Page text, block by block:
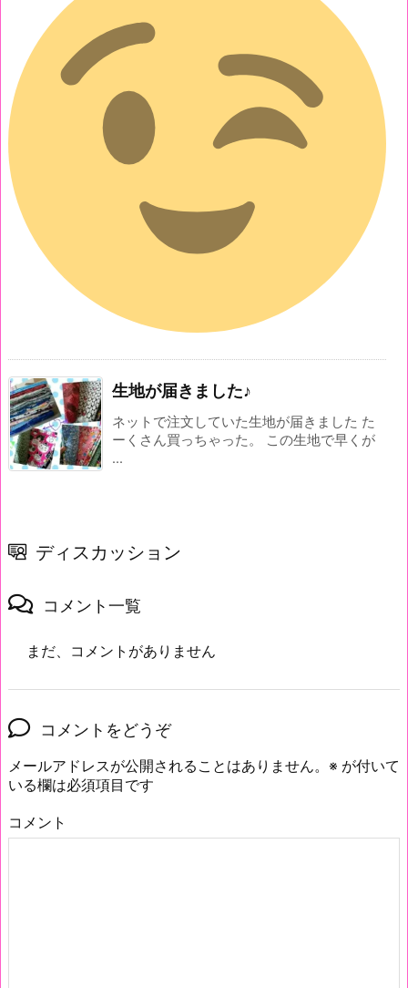
生地が届きました♪
ネットで注文していた生地が届きました た
ーくさん買っちゃった。 この生地で早くが
...
ディスカッション
コメント一覧
まだ、コメントがありません
コメントをどうぞ
メールアドレスが公開されることはありません。 ※ が付いて
いる欄は必須項目です
コメント